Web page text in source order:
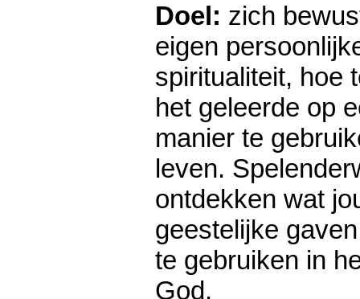
Doel: zich
eigen
spiritualiteit, hoe
het geleerde op
manier te
leven.
ontdekken wat
geestelijke
te gebruiken in
God.